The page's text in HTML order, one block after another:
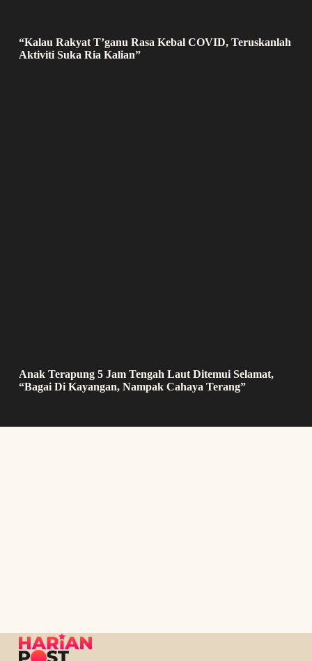
“Kalau Rakyat T’ganu Rasa Kebal COVID, Teruskanlah
Aktiviti Suka Ria Kalian”
Anak Terapung 5 Jam Tengah Laut Ditemui Selamat,
“Bagai Di Kayangan, Nampak Cahaya Terang”